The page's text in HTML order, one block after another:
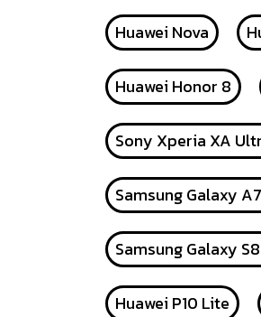
Huawei Nova
Huawei Honor 8
Sony Xperia XA
Samsung Galaxy
Samsung Galaxy
Huawei P10 Lite